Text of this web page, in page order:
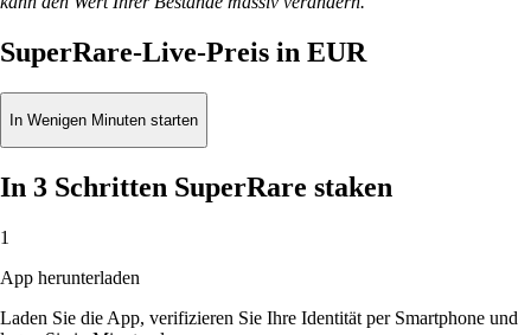
SuperRare-Live-Preis in EUR
In Wenigen Minuten starten
In 3 Schritten SuperRare staken
1
App herunterladen
Laden Sie die App, verifizieren Sie Ihre Identität per Smartphone und